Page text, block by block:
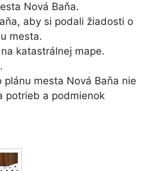
Nová Baňa.
aby si podali žiadosti o
mesta.
katastrálnej mape.
mesta Nová Baňa nie
potrieb a podmienok